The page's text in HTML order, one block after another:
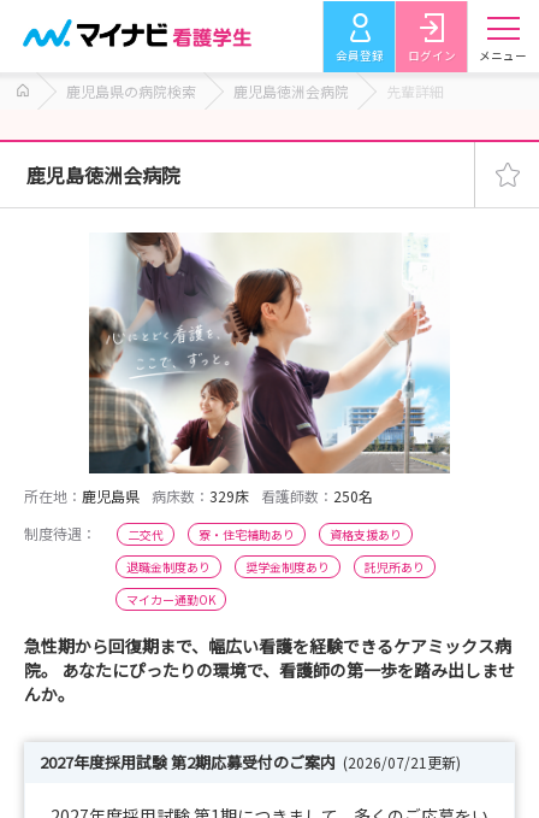
会員登録 ログイン メニュー
鹿児島県の病院検索 鹿児島徳洲会病院 先輩詳細
鹿児島徳洲会病院
所在地： 鹿児島県 病床数： 329床 看護師数： 250名
制度待遇：
二交代 寮・住宅補助あり
資格支援あり
退職金制度あり
奨学金制度あり
託児所あり
マイカー通勤OK
急性期から回復期まで、幅広い看護を経験できるケアミックス病
院。 あなたにぴったりの環境で、看護師の第一歩を踏み出しませ
んか。
2027年度採用試験 第2期応募受付のご案内 (2026/07/21更新)